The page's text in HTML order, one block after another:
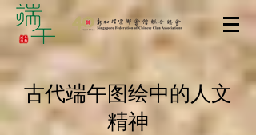
​古代端午图绘中的人文
精神